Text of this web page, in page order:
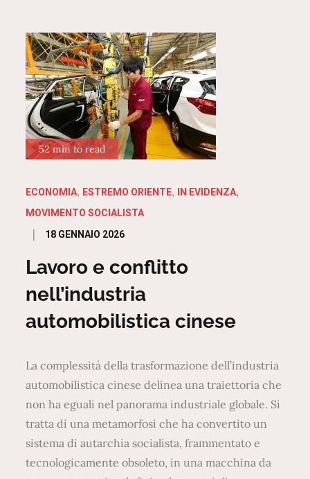
52 min to read
ECONOMIA ESTREMO ORIENTE
IN EVIDENZA
MOVIMENTO SOCIALISTA
Posted
18 GENNAIO 2026
Lavoro e conflitto
nell’industria
automobilistica cinese
La complessità della trasformazione dell’industria
automobilistica cinese delinea una traiettoria che
non ha eguali nel panorama industriale globale. Si
tratta di una metamorfosi che ha convertito un
sistema di autarchia socialista, frammentato e
tecnologicamente obsoleto, in una macchina da